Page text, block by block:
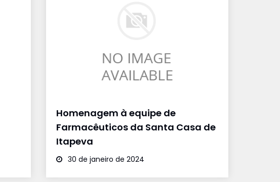
Homenagem à equipe de
Farmacêuticos da Santa Casa de
Itapeva
30 de janeiro de 2024